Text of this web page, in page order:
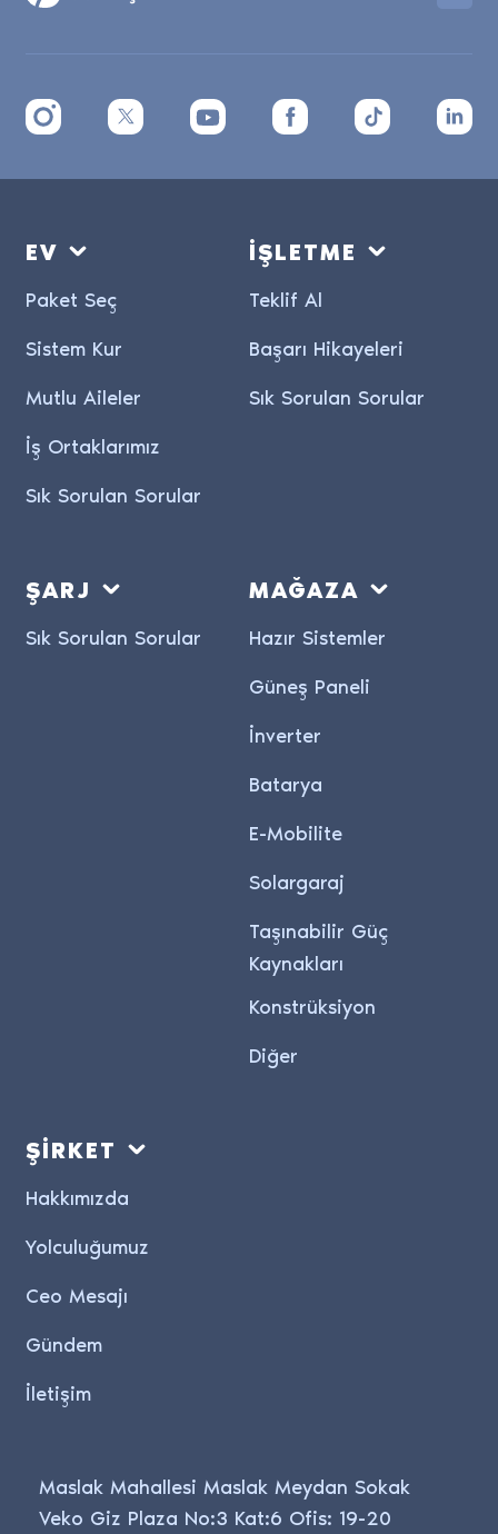
EV
Paket Seç
Sistem Kur
Mutlu Aileler
İş Ortaklarımız
Sık Sorulan Sorular
İŞLETME
Teklif Al
Başarı Hikayeleri
Sık Sorulan Sorular
ŞARJ
Sık Sorulan Sorular
MAĞAZA
Hazır Sistemler
Güneş Paneli
İnverter
Batarya
E-Mobilite
Solargaraj
Taşınabilir Güç
Kaynakları
Konstrüksiyon
Diğer
ŞİRKET
Hakkımızda
Yolculuğumuz
Ceo Mesajı
Gündem
İletişim
Maslak Mahallesi Maslak Meydan Sokak
Veko Giz Plaza No:3 Kat:6 Ofis: 19-20